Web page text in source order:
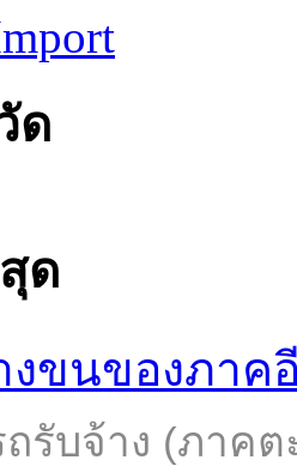
ด
ด
งขนของภาค
ถรับจ้าง (ภาคต